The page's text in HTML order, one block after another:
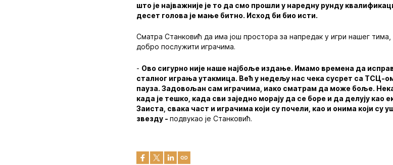
што је најважније је то да смо прошли у наредну рунду
десет голова је мање битно. Исход би био исти.
Сматра Станковић да има још простора за напредак у игри нашег
добро послужити играчима.
- Ово сигурно није наше најбоље издање. Имамо времена да
сталног играња утакмица. Већ у недељу нас чека сусрет са ТСЦ-
пауза. Задовољан сам играчима, иако сматрам да може боље.
када је тешко, када сви заједно морају да се боре и да делују као
Заиста, свака част и играчима који су почели, као и онима који су
звезду -подвукао је Станковић.